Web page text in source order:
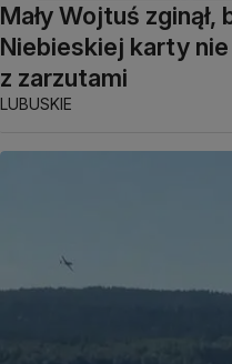
Mały Wojtuś zginął,
Niebieskiej karty
z zarzutami
LUBUSKIE